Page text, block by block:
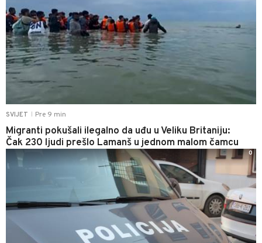
SVIJET Pre 9 min
Migranti pokušali ilegalno da uđu u Veliku Britaniju:
Čak 230 ljudi prešlo Lamanš u jednom malom čamcu
0